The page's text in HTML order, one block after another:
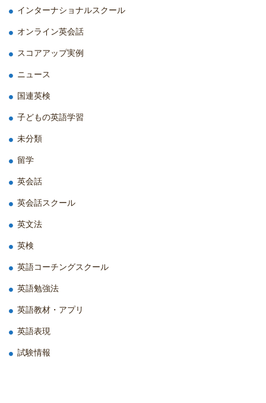
インターナショナルスクール
オンライン英会話
スコアアップ実例
ニュース
国連英検
子どもの英語学習
未分類
留学
英会話
英会話スクール
英文法
英検
英語コーチングスクール
英語勉強法
英語教材・アプリ
英語表現
試験情報